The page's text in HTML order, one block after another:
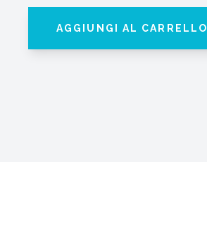
AGGIUNGI AL CARRELLO